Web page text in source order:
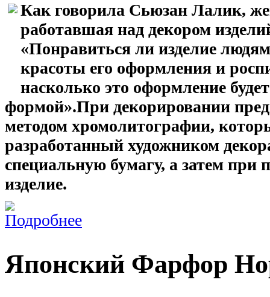
Как говорила Сьюзан Лалик,
работавшая над декором
«Понравиться ли изделие
красоты его оформления и
насколько это оформление
формой».При декорировании
методом хромолитографии,
разработанный художником
специальную бумагу, а затем при
изделие.
Японский Фарфор